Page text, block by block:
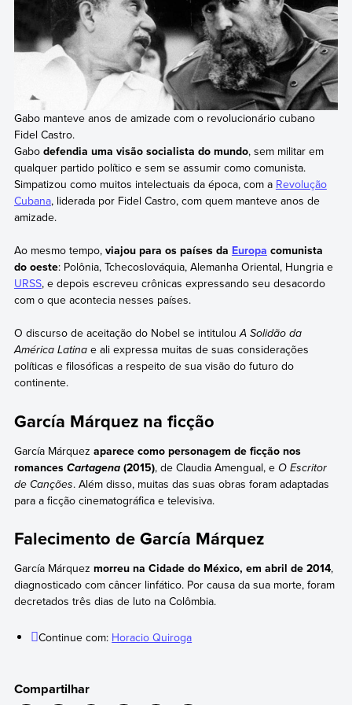
Gabo manteve anos de amizade com o revolucionário cubano
Fidel Castro.
Gabo defendia uma visão socialista do mundo, sem militar em
qualquer partido político e sem se assumir como comunista.
Simpatizou como muitos intelectuais da época, com a Revolução
Cubana, liderada por Fidel Castro, com quem manteve anos de
amizade.
Ao mesmo tempo, viajou para os países da Europa comunista
do oeste: Polônia, Tchecoslováquia, Alemanha Oriental, Hungria e
URSS, e depois escreveu crônicas expressando seu desacordo
com o que acontecia nesses países.
O discurso de aceitação do Nobel se intitulouA Solidão da
América Latinae ali expressa muitas de suas considerações
políticas e filosóficas a respeito de sua visão do futuro do
continente.
García Márquez na ficção
García Márquez aparece como personagem de ficção nos
romances Cartagena(2015), de Claudia Amengual, e O Escritor
de Canções. Além disso, muitas das suas obras foram adaptadas
para a ficção cinematográfica e televisiva.
Falecimento de García Márquez
García Márquez morreu na Cidade do México, em abril de 2014,
diagnosticado com câncer linfático. Por causa da sua morte, foram
decretados três dias de luto na Colômbia.
Continue com: Horacio Quiroga
Compartilhar